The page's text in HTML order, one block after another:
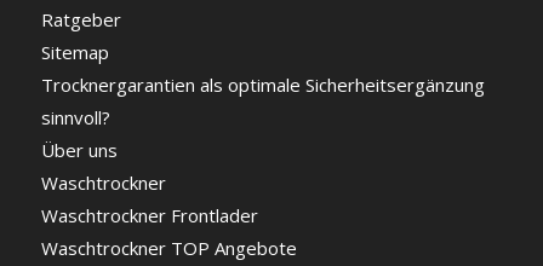
Ratgeber
Sitemap
Trocknergarantien als optimale Sicherheitsergänzung
sinnvoll?
Über uns
Waschtrockner
Waschtrockner Frontlader
Waschtrockner TOP Angebote